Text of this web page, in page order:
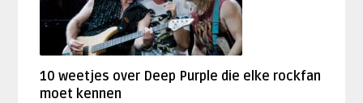
10 weetjes over Deep Purple die elke rockfan
moet kennen